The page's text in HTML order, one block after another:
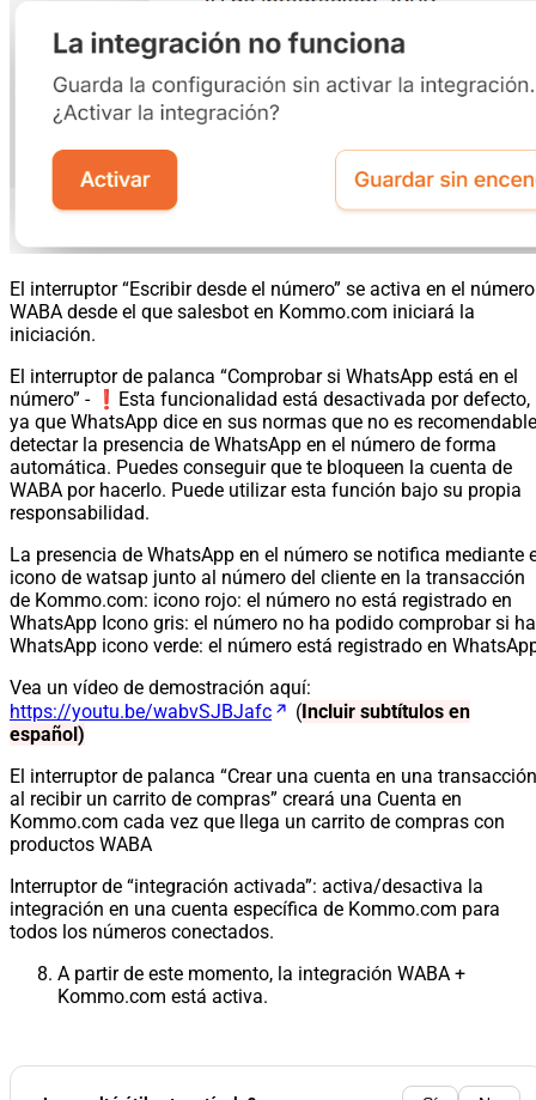
El interruptor “Escribir desde el número” se activa en el número
WABA desde el que salesbot en Kommo.com iniciará la
iniciación.
El interruptor de palanca “Comprobar si WhatsApp está en el
número” - ❗️Esta funcionalidad está desactivada por defecto,
ya que WhatsApp dice en sus normas que no es recomendable
detectar la presencia de WhatsApp en el número de forma
automática. Puedes conseguir que te bloqueen la cuenta de
WABA por hacerlo. Puede utilizar esta función bajo su propia
responsabilidad.
La presencia de WhatsApp en el número se notifica mediante
icono de watsap junto al número del cliente en la transacción
de Kommo.com: icono rojo: el número no está registrado en
WhatsApp Icono gris: el número no ha podido comprobar si
WhatsApp icono verde: el número está registrado en
Vea un vídeo de demostración aquí:
https://youtu.be/wabvSJBJafc
( Incluir subtítulos en
español)
El interruptor de palanca “Crear una cuenta en una transacción
al recibir un carrito de compras” creará una Cuenta en
Kommo.com cada vez que llega un carrito de compras con
productos WABA
Interruptor de “integración activada”: activa/desactiva la
integración en una cuenta específica de Kommo.com para
todos los números conectados.
A partir de este momento, la integración WABA +
Kommo.com está activa.